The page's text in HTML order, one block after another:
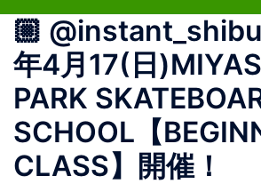
ス
ル
メ
ニ
ュ
ー
🏼
年4月17(日
PARK
SCHOOL【
CLASS】開催！